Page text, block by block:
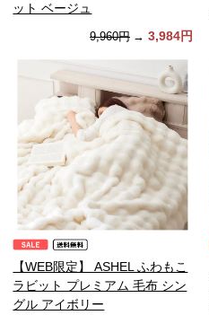
ット ベージュ
9,960円 → 3,984円
【WEB限定】 ASHEL ふわもこ
ラビット プレミアム 毛布 シン
グル アイボリー